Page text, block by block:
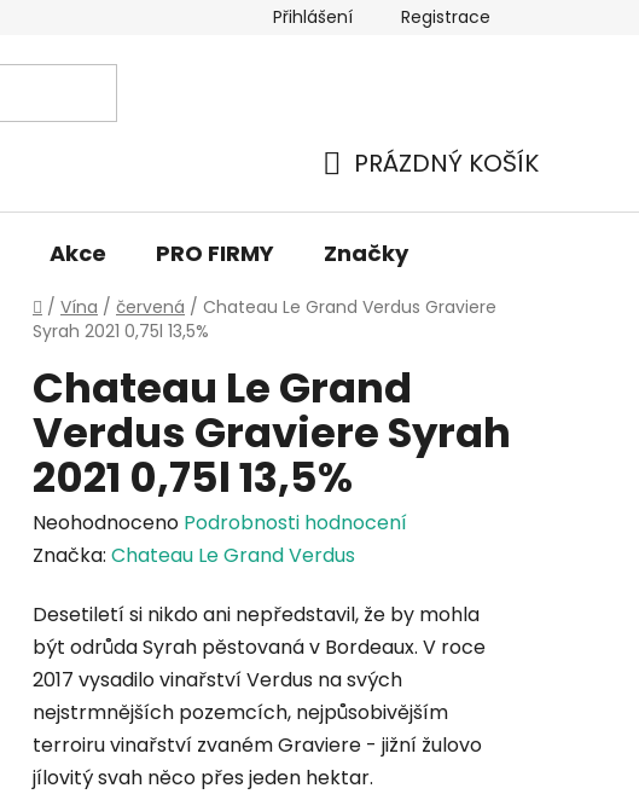
Přihlášení Registrace
KOŠÍK
PRÁZDNÝ KOŠÍK
Akce PRO FIRMY Značky
Domů
/ Vína / červená / Chateau Le Grand Verdus Graviere
Syrah 2021 0,75l 13,5%
Chateau Le Grand
Verdus Graviere Syrah
2021 0,75l 13,5%
Průměrné
hodnocení
je
0,0
z
5
hvězdiček.
Neohodnoceno Podrobnosti hodnocení
Značka: Chateau Le Grand Verdus
Desetiletí si nikdo ani nepředstavil, že by mohla
být odrůda Syrah pěstovaná v Bordeaux. V roce
2017 vysadilo vinařství Verdus na svých
nejstrmnějších pozemcích, nejpůsobivějším
terroiru vinařství zvaném Graviere - jižní žulovo
jílovitý svah něco přes jeden hektar.